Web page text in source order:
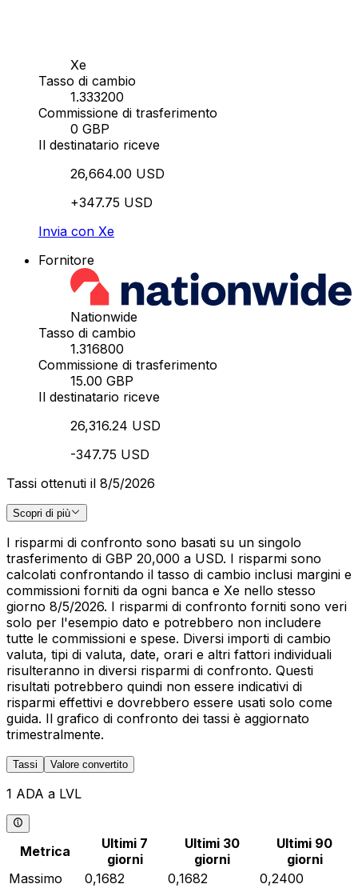
Xe
Tasso di cambio
1.333200
Commissione di trasferimento
0 GBP
Il destinatario riceve
26,664.00 USD
+347.75 USD
Invia con Xe
Fornitore
Nationwide
Tasso di cambio
1.316800
Commissione di trasferimento
15.00 GBP
Il destinatario riceve
26,316.24 USD
-347.75 USD
Tassi ottenuti il 8/5/2026
Scopri di più
I risparmi di confronto sono basati su un singolo
trasferimento di GBP 20,000 a USD. I risparmi sono
calcolati confrontando il tasso di cambio inclusi margini e
commissioni forniti da ogni banca e Xe nello stesso
giorno 8/5/2026. I risparmi di confronto forniti sono veri
solo per l'esempio dato e potrebbero non includere
tutte le commissioni e spese. Diversi importi di cambio
valuta, tipi di valuta, date, orari e altri fattori individuali
risulteranno in diversi risparmi di confronto. Questi
risultati potrebbero quindi non essere indicativi di
risparmi effettivi e dovrebbero essere usati solo come
guida. Il grafico di confronto dei tassi è aggiornato
trimestralmente.
Tassi Valore convertito
1 ADA a LVL
Metrica
Ultimi 7
giorni
Ultimi 30
giorni
Ultimi 90
giorni
Massimo
0,1682 0,1682
0,2400